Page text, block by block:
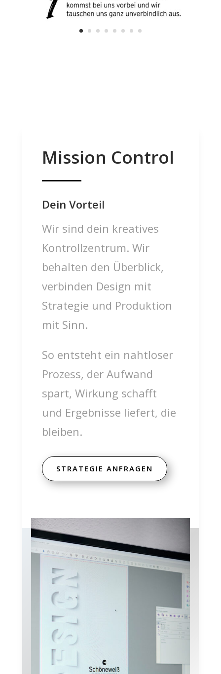
Mission Control
Dein Vorteil
Wir sind dein kreatives
Kontrollzentrum. Wir
behalten den Überblick,
verbinden Design mit
Strategie und Produktion
mit Sinn.
So entsteht ein nahtloser
Prozess, der Aufwand
spart, Wirkung schafft
und Ergebnisse liefert, die
bleiben.
STRATEGIE ANFRAGEN